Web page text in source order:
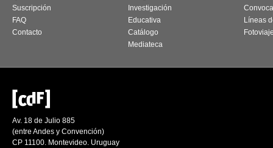
Suscripción
FAQ
Contacto
Investigación
Educativa
Catálogo
Mediateca
Líneas
Av. 18 de Julio 885
(entre Andes y Convención)
CP 11100. Montevideo. Uruguay